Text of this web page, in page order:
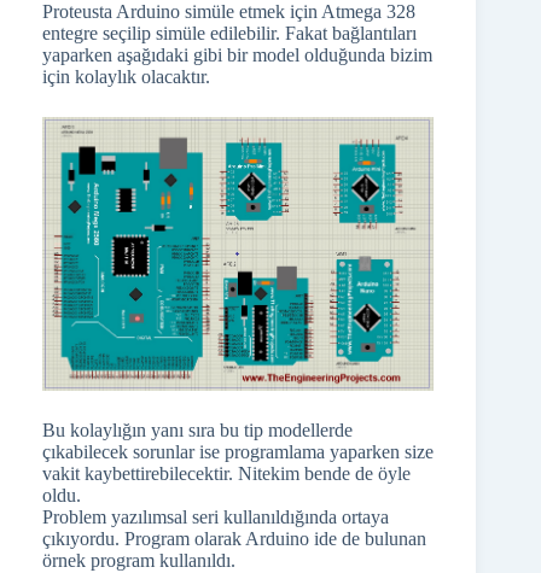
Proteusta Arduino simüle etmek için Atmega 328
entegre seçilip simüle edilebilir. Fakat bağlantıları
yaparken aşağıdaki gibi bir model olduğunda bizim
için kolaylık olacaktır.
Bu kolaylığın yanı sıra bu tip modellerde
çıkabilecek sorunlar ise programlama yaparken size
vakit kaybettirebilecektir. Nitekim bende de öyle
oldu.
Problem yazılımsal seri kullanıldığında ortaya
çıkıyordu. Program olarak Arduino ide de bulunan
örnek program kullanıldı.